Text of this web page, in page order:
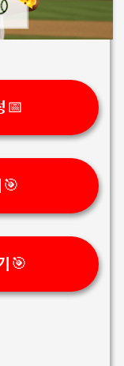
📅
🎯